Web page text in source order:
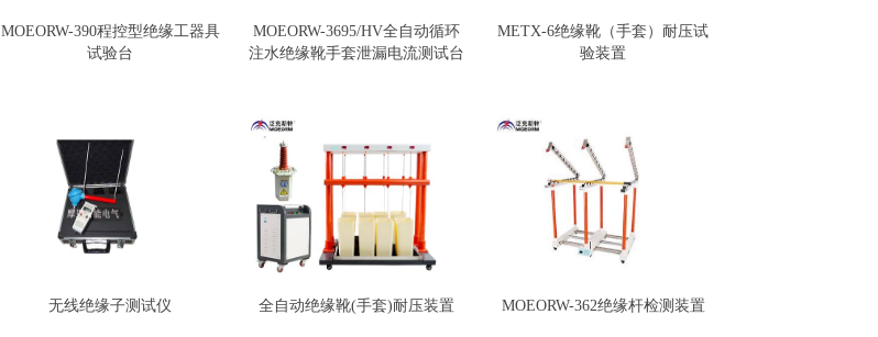
MOEORW-390程控型绝缘工器具
试验台
MOEORW-3695/HV全自动循环
注水绝缘靴手套泄漏电流测试台
METX-6绝缘靴（手套）耐压试
验装置
无线绝缘子测试仪 全自动绝缘靴(手套)耐压装置 MOEORW-362绝缘杆检测装置